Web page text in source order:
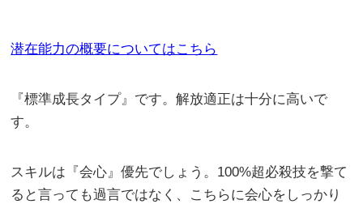
潜在能力の概要についてはこちら
『標準成長タイプ』です。解放適正は十分に高いで
す。
スキルは『会心』優先でしょう。100%超必殺技を撃て
ると言っても過言ではなく、こちらに会心をしっかり